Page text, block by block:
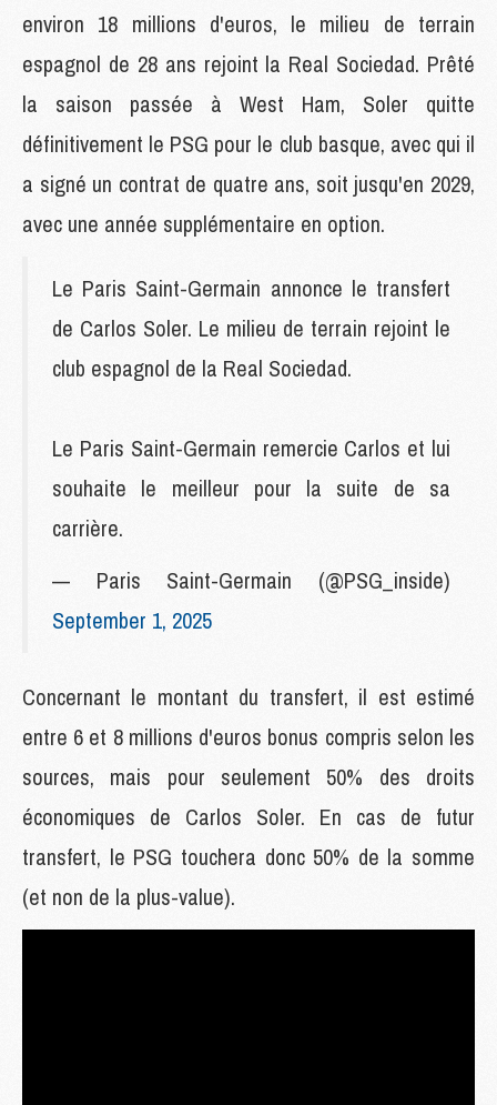
environ 18 millions d'euros, le milieu de terrain
espagnol de 28 ans rejoint la Real Sociedad. Prêté
la saison passée à West Ham, Soler quitte
définitivement le PSG pour le club basque, avec qui il
a signé un contrat de quatre ans, soit jusqu'en 2029,
avec une année supplémentaire en option.
Le Paris Saint-Germain annonce le transfert
de Carlos Soler. Le milieu de terrain rejoint le
club espagnol de la Real Sociedad.
Le Paris Saint-Germain remercie Carlos et lui
souhaite le meilleur pour la suite de sa
carrière.
— Paris Saint-Germain (@PSG_inside)
September 1, 2025
Concernant le montant du transfert, il est estimé
entre 6 et 8 millions d'euros bonus compris selon les
sources, mais pour seulement 50% des droits
économiques de Carlos Soler. En cas de futur
transfert, le PSG touchera donc 50% de la somme
(et non de la plus-value).